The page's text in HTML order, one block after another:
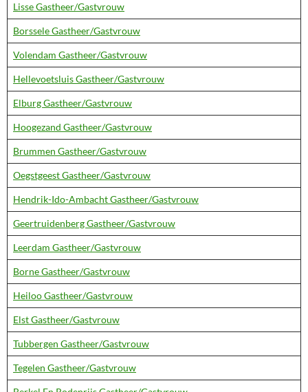
Lisse Gastheer/Gastvrouw
Borssele Gastheer/Gastvrouw
Volendam Gastheer/Gastvrouw
Hellevoetsluis Gastheer/Gastvrouw
Elburg Gastheer/Gastvrouw
Hoogezand Gastheer/Gastvrouw
Brummen Gastheer/Gastvrouw
Oegstgeest Gastheer/Gastvrouw
Hendrik-Ido-Ambacht Gastheer/Gastvrouw
Geertruidenberg Gastheer/Gastvrouw
Leerdam Gastheer/Gastvrouw
Borne Gastheer/Gastvrouw
Heiloo Gastheer/Gastvrouw
Elst Gastheer/Gastvrouw
Tubbergen Gastheer/Gastvrouw
Tegelen Gastheer/Gastvrouw